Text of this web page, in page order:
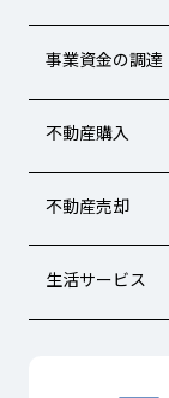
事業資金の調達
不動産購入
不動産売却
生活サービス